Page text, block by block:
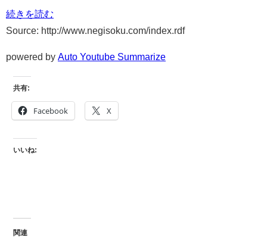
続きを読む
Source: http://www.negisoku.com/index.rdf
powered by Auto Youtube Summarize
共有:
Facebook X
いいね:
関連